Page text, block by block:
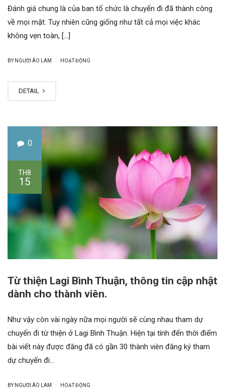
Đánh giá chung là của ban tổ chức là chuyến đi đã thành công
về mọi mặt. Tuy nhiên cũng giống như tất cả mọi việc khác
không vẹn toàn, […]
BY NGƯỜI ÁO LAM HOẠT ĐỘNG
DETAIL
0
TH8
15
Từ thiện Lagi Bình Thuận, thông tin cập nhật
dành cho thành viên.
Như vậy còn vài ngày nữa mọi người sẽ cùng nhau tham dự
chuyến đi từ thiện ở Lagi Bình Thuận. Hiện tại tính đến thời điểm
bài viết này được đăng đã có gần 30 thành viên đăng ký tham
dự chuyến đi…
BY NGƯỜI ÁO LAM HOẠT ĐỘNG